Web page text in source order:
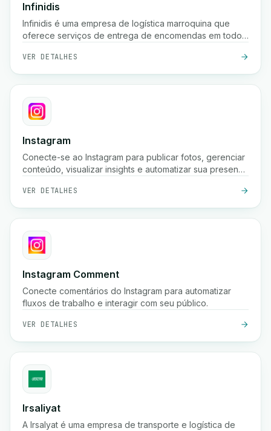
Infinidis
Infinidis é uma empresa de logística marroquina que
oferece serviços de entrega de encomendas em todo
com opções de envio rápido como entrega em 24
horas e rastreamento em tempo real.
VER DETALHES
Instagram
Conecte-se ao Instagram para publicar fotos, gerenciar
conteúdo, visualizar insights e automatizar sua presença
VER DETALHES
Instagram Comment
Conecte comentários do Instagram para automatizar
fluxos de trabalho e interagir com seu público.
VER DETALHES
Irsaliyat
A Irsalyat é uma empresa de transporte e logística de